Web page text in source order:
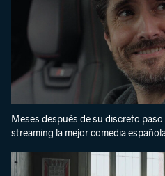
Meses después de su discreto
streaming la mejor comedia